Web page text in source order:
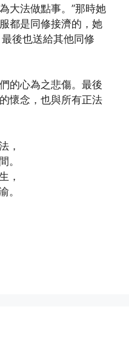
大法做點事。”那時她
都是同修接濟的，她
後也送給其他同修
的心為之悲傷。最後
懷念，也與所有正法
，
。
，
。